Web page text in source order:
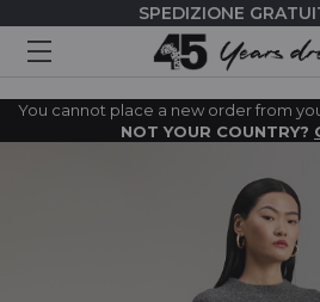
SPEDIZIONE
You cannot place a new order from
NOT YOUR COUNTRY?